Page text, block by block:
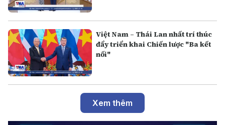
Việt Nam – Thái Lan nhất trí thúc
đẩy triển khai Chiến lược "Ba kết
nối"
Xem thêm